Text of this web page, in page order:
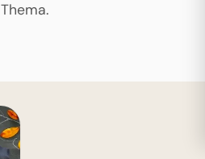
Thema.